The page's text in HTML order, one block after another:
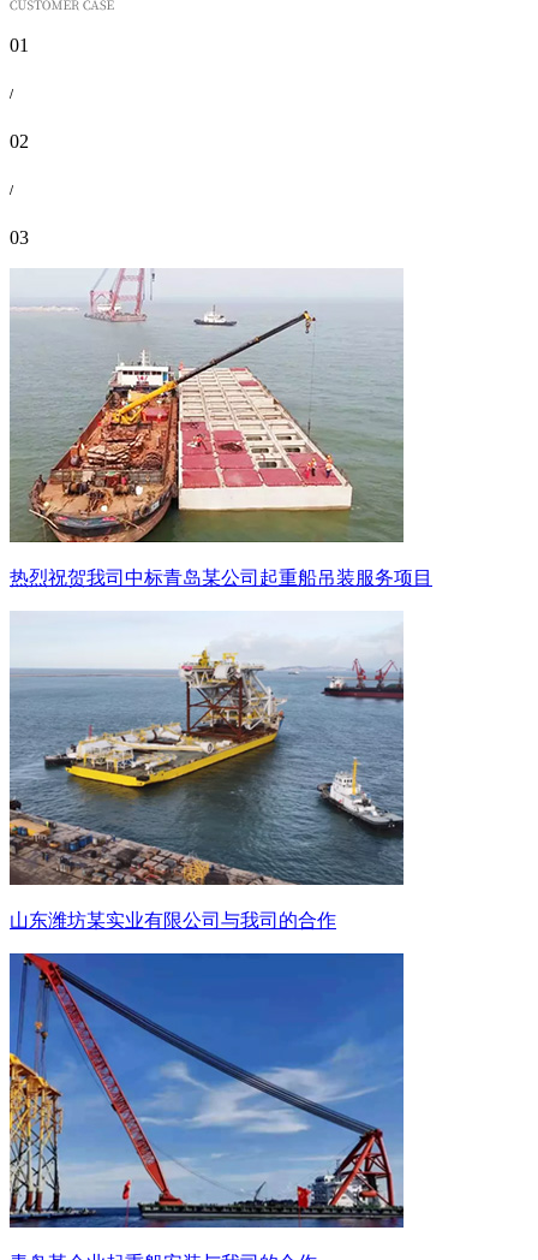
01
/
02
/
03
热烈祝贺我司中标青岛某公司起重船吊装服务项目
山东潍坊某实业有限公司与我司的合作